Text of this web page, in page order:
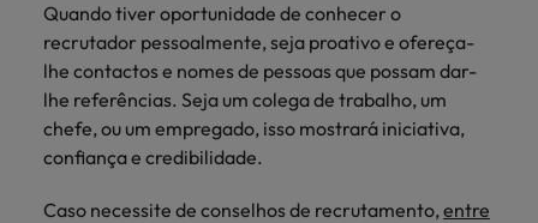
Quando tiver oportunidade de conhecer o
recrutador pessoalmente, seja proativo e ofereça-
lhe contactos e nomes de pessoas que possam dar-
lhe referências. Seja um colega de trabalho, um
chefe, ou um empregado, isso mostrará iniciativa,
confiança e credibilidade.
Caso necessite de conselhos de recrutamento,entre